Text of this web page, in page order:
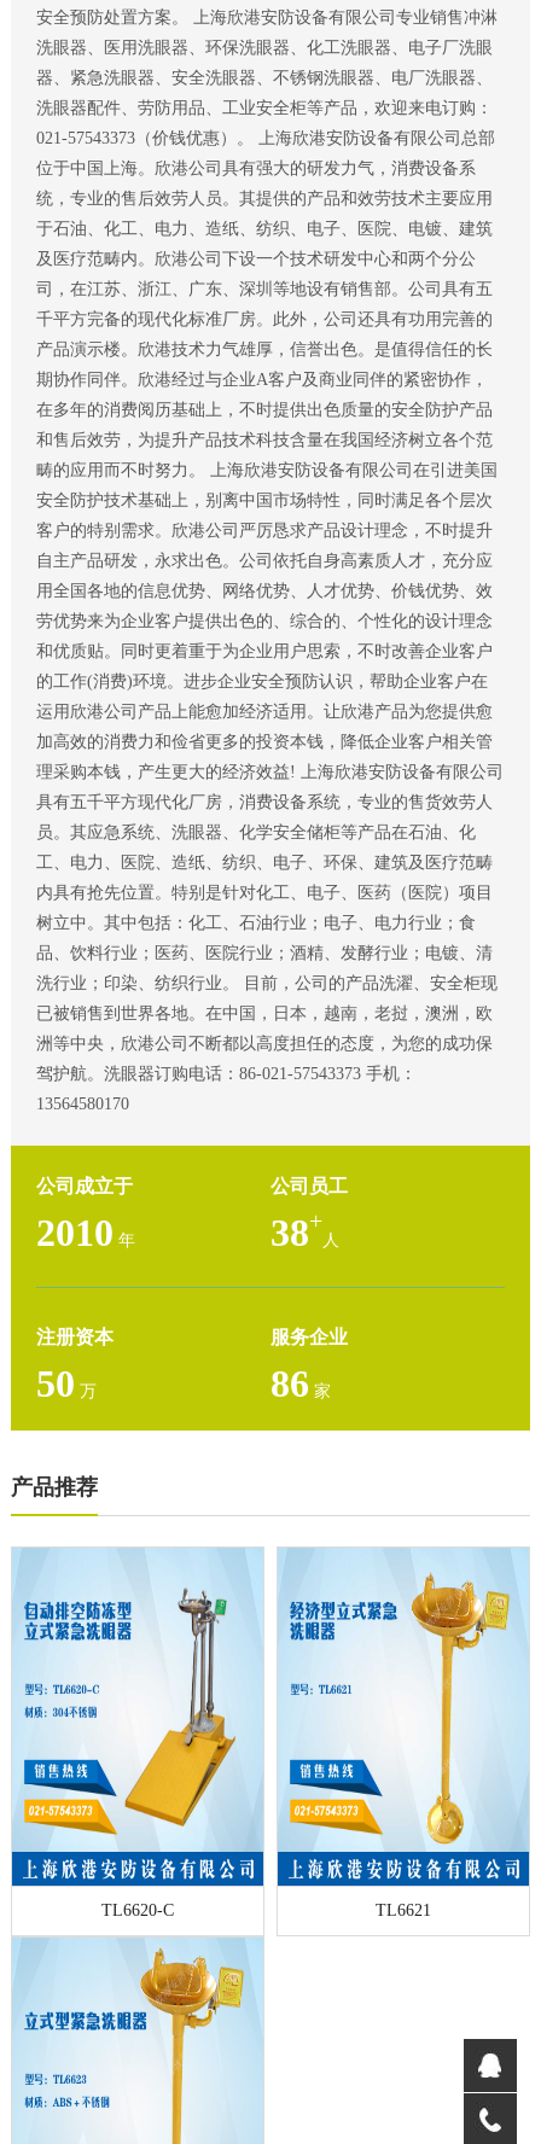
安全预防处置方案。 上海欣港安防设备有限公司专业销售冲淋
洗眼器、医用洗眼器、环保洗眼器、化工洗眼器、电子厂洗眼
器、紧急洗眼器、安全洗眼器、不锈钢洗眼器、电厂洗眼器、
洗眼器配件、劳防用品、工业安全柜等产品，欢迎来电订购：
021-57543373（价钱优惠）。 上海欣港安防设备有限公司总部
位于中国上海。欣港公司具有强大的研发力气，消费设备系
统，专业的售后效劳人员。其提供的产品和效劳技术主要应用
于石油、化工、电力、造纸、纺织、电子、医院、电镀、建筑
及医疗范畴内。欣港公司下设一个技术研发中心和两个分公
司，在江苏、浙江、广东、深圳等地设有销售部。公司具有五
千平方完备的现代化标准厂房。此外，公司还具有功用完善的
产品演示楼。欣港技术力气雄厚，信誉出色。是值得信任的长
期协作同伴。欣港经过与企业A客户及商业同伴的紧密协作，
在多年的消费阅历基础上，不时提供出色质量的安全防护产品
和售后效劳，为提升产品技术科技含量在我国经济树立各个范
畴的应用而不时努力。 上海欣港安防设备有限公司在引进美国
安全防护技术基础上，别离中国市场特性，同时满足各个层次
客户的特别需求。欣港公司严厉恳求产品设计理念，不时提升
自主产品研发，永求出色。公司依托自身高素质人才，充分应
用全国各地的信息优势、网络优势、人才优势、价钱优势、效
劳优势来为企业客户提供出色的、综合的、个性化的设计理念
和优质贴。同时更着重于为企业用户思索，不时改善企业客户
的工作(消费)环境。进步企业安全预防认识，帮助企业客户在
运用欣港公司产品上能愈加经济适用。让欣港产品为您提供愈
加高效的消费力和俭省更多的投资本钱，降低企业客户相关管
理采购本钱，产生更大的经济效益! 上海欣港安防设备有限公司
具有五千平方现代化厂房，消费设备系统，专业的售货效劳人
员。其应急系统、洗眼器、化学安全储柜等产品在石油、化
工、电力、医院、造纸、纺织、电子、环保、建筑及医疗范畴
内具有抢先位置。特别是针对化工、电子、医药（医院）项目
树立中。其中包括：化工、石油行业；电子、电力行业；食
品、饮料行业；医药、医院行业；酒精、发酵行业；电镀、清
洗行业；印染、纺织行业。 目前，公司的产品洗濯、安全柜现
已被销售到世界各地。在中国，日本，越南，老挝，澳洲，欧
洲等中央，欣港公司不断都以高度担任的态度，为您的成功保
驾护航。洗眼器订购电话：86-021-57543373 手机：
13564580170
公司成立于
2010 年
公司员工
38+
人
注册资本
50 万
服务企业
86 家
产品推荐
TL6620-C TL6621